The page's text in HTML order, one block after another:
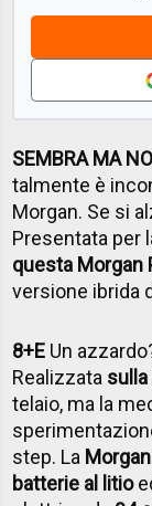
SEMBRA MA
talmente è
Morgan. Se si
Presentata per
questa Morgan
versione ibrida
8+E Un
Realizzata sulla
telaio, ma la
step. La
batterie al litio